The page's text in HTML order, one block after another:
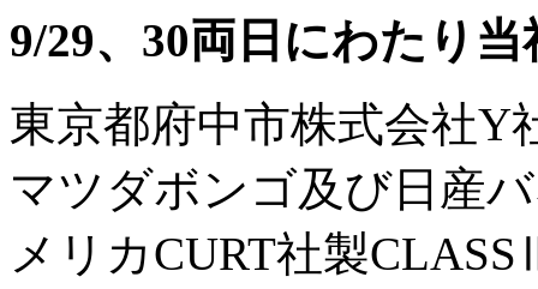
9/29、30両日にわたり
東京都府中市株式会社Y
マツダボンゴ及び日産
メリカCURT社製